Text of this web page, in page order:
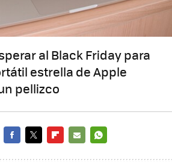
al Black Friday para
estrella de Apple
pellizco